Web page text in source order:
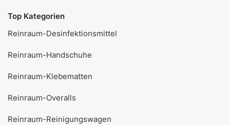
Top Kategorien
Reinraum-Desinfektionsmittel
Reinraum-Handschuhe
Reinraum-Klebematten
Reinraum-Overalls
Reinraum-Reinigungswagen